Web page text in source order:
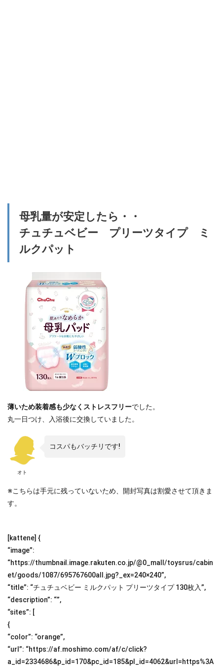
母乳量が安定したら・・
チュチュベビー プリーツタイプ ミ
ルクパット
薄いため装着感も少なくストレスフリーでした。
丸一日つけ、入浴後に交換していました。
オト
コスパもバッチリです!
※こちらは手元に残っていないため、開封写真は割愛させて頂きま
す。
[kattene] {
“image”:
“https://thumbnail.image.rakuten.co.jp/@0_mall/toysrus/cabin
et/goods/1087/695767600all.jpg?_ex=240×240”,
“title”: “チュチュベビー ミルクパット プリーツタイプ 130枚入”,
“description”: “”,
“sites”: [
{
“color”: “orange”,
“url”: “https://af.moshimo.com/af/c/click?
a_id=2334686&p_id=170&pc_id=185&pl_id=4062&url=https%3A